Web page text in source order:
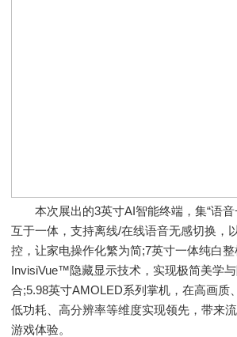
本次展出的3英寸AI智能终端，集“语音
互于一体，支持离线/在线语音无感切换，
控，让家电操作化繁为简;7英寸一体纯白
InvisiVue™隐藏显示技术，实现极简美学
合;5.98英寸AMOLED系列掌机，在高画质
低功耗、高分辨率等维度实现领先，带来
游戏体验。